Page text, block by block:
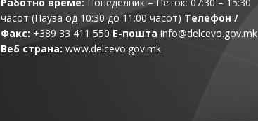
часот (Пауза од 10:30 до 11:00 часот) Телефон /
Факс: +389 33 411 550 Е-пошта info@delcevo.gov.mk
Веб страна: www.delcevo.gov.mk